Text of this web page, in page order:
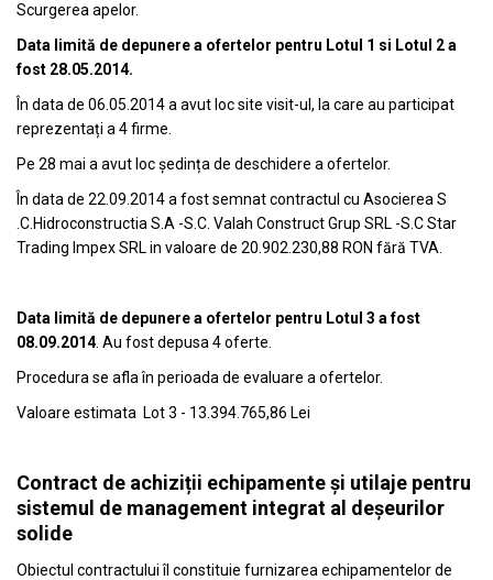
Scurgerea apelor.
Data limită de depunere a ofertelor pentru Lotul 1 si Lotul 2 a
fost 28.05.2014.
În data de 06.05.2014 a avut loc site visit-ul, la care au participat
reprezentați a 4 firme.
Pe 28 mai a avut loc ședința de deschidere a ofertelor.
În data de 22.09.2014 a fost semnat contractul cu Asocierea S
.C.Hidroconstructia S.A -S.C. Valah Construct Grup SRL -S.C Star
Trading Impex SRL in valoare de 20.902.230,88 RON fără TVA.
Data limită de depunere a ofertelor pentru Lotul 3 a fost
08.09.2014. Au fost depusa 4 oferte.
Procedura se afla în perioada de evaluare a ofertelor.
Valoare estimata Lot 3 - 13.394.765,86 Lei
Contract de achiziții echipamente și utilaje pentru
sistemul de management integrat al deșeurilor
solide
Obiectul contractului îl constituie furnizarea echipamentelor de